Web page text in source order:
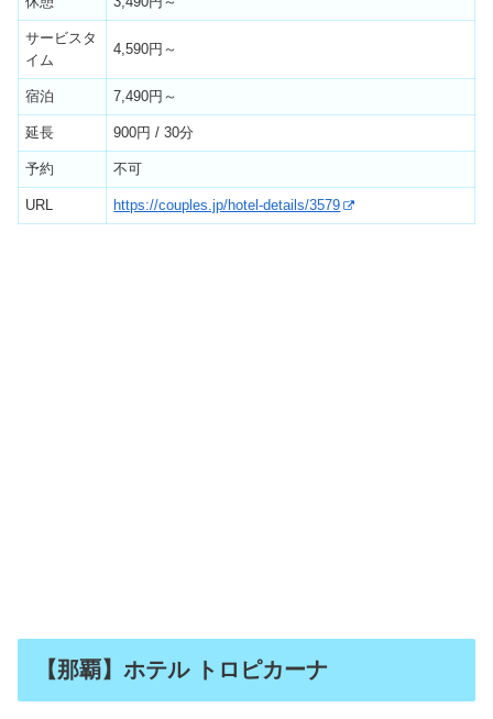
サービスタ
イム
4,590円～
宿泊 7,490円～
延長 900円 / 30分
予約 不可
URL https://couples.jp/hotel-details/3579
【那覇】ホテル トロピカーナ